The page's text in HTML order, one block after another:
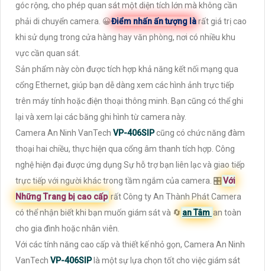
góc rộng, cho phép quan sát một diện tích lớn mà không cần
phải di chuyển camera. 😀Điểm nhấn ấn tượng làrất giá trị cao
khi sử dụng trong cửa hàng hay văn phòng, nơi có nhiều khu
vực cần quan sát.
Sản phẩm này còn được tích hợp khả năng kết nối mạng qua
cổng Ethernet, giúp bạn dễ dàng xem các hình ảnh trực tiếp
trên máy tính hoặc điện thoại thông minh. Bạn cũng có thể ghi
lại và xem lại các băng ghi hình từ camera này.
Camera An Ninh VanTech VP-406SIPcũng có chức năng đàm
thoại hai chiều, thực hiện qua cổng âm thanh tích hợp. Công
nghệ hiện đại được ứng dụng Sự hỗ trợ bạn liên lạc và giao tiếp
trực tiếp với người khác trong tầm ngắm của camera. 🎛 Với
Những Trang bị cao cấp rất Công ty An Thành Phát Camera
có thể nhận biết khi bạn muốn giám sát và 🔄 an Tâm an toàn
cho gia đình hoặc nhân viên.
Với các tính năng cao cấp và thiết kế nhỏ gọn, Camera An Ninh
VanTech VP-406SIP là một sự lựa chọn tốt cho việc giám sát